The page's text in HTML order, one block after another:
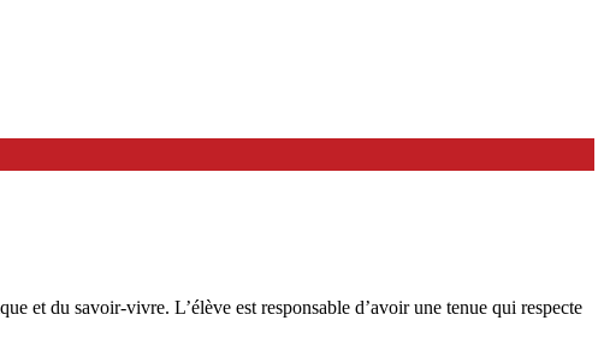
et du savoir-vivre. L’élève est responsable d’avoir une tenue qui respecte